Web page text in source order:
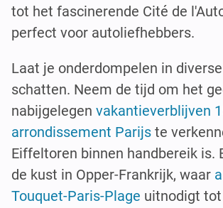
tot het fascinerende Cité de
perfect voor autoliefhebbers.
Laat je onderdompelen in
schatten. Neem de tijd om het
nabijgelegen vakantieverblijven
arrondissement Parijs te
Eiffeltoren binnen handbereik is.
de kust in Opper-Frankrijk, waar
Touquet-Paris-Plage uitnodigt